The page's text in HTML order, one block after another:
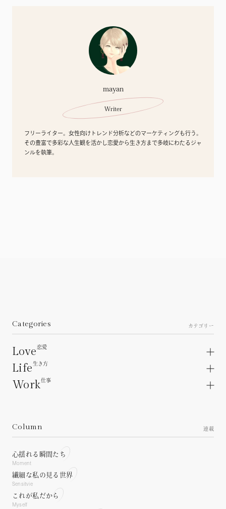
mayan
Writer
フリーライター。女性向けトレンド分析などのマーケティングも行う。
その豊富で多彩な人生観を活かし恋愛から生き方まで多岐にわたるジャ
ンルを執筆。
Categories カテゴリー
Love 恋愛
About a lover.
Life 生き方
Living as a woman.
Work仕事
Column 連載
心揺れる瞬間たち
Moment
繊細な私の見る世界
Sensitvie
これが私だから
Myself